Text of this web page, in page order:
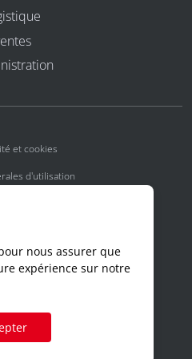
et cookies
d'utilisation
incident
d'accès
nous assurer que
expérience sur notre